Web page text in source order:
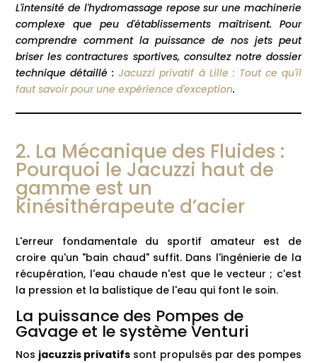
L'intensité de l'hydromassage repose sur une machinerie
complexe que peu d'établissements maîtrisent. Pour
comprendre comment la puissance de nos jets peut
briser les contractures sportives, consultez notre dossier
technique détaillé :Jacuzzi privatif à Lille : Tout ce qu'il
faut savoir pour une expérience d'exception.
2. La Mécanique des Fluides :
Pourquoi le Jacuzzi haut de
gamme est un
kinésithérapeute d’acier
L'erreur fondamentale du sportif amateur est de
croire qu'un "bain chaud" suffit. Dans l'ingénierie de la
récupération, l'eau chaude n'est que le vecteur ; c'est
la pression et la balistique de l'eau qui font le soin.
La puissance des Pompes de
Gavage et le système Venturi
Nos jacuzzis privatifs sont propulsés par des pompes